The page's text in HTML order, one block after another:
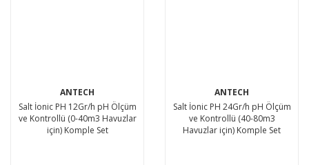
ANTECH
Salt İonic PH 12Gr/h pH Ölçüm
ve Kontrollü (0-40m3 Havuzlar
için) Komple Set
ANTECH
Salt İonic PH 24Gr/h pH Ölçüm
ve Kontrollü (40-80m3
Havuzlar için) Komple Set